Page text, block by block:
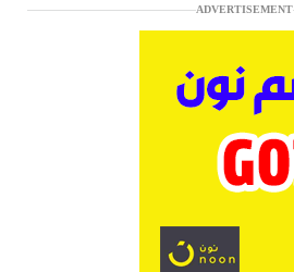
ADVERTISEMENT